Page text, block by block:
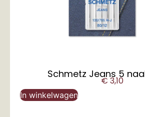
Schmetz Jeans 5
€3,10
In winkelwagen